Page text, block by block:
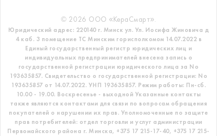
© 2026 ООО «КераСмарт».
Юридический адрес: 220140 г. Минск ул. Ул. Иосифа Жиновича д
4 каб. 3 помещение ТС Минским горисполкомом 14.07.2022 в
Единый государственный регистр юридических лиц и
индивидуальных предпринимателей внесена запись о
государственной регистрации юридического лица за No
193635857. Свидетельство о государственной регистрации: No
193635857 от 14.07.2022. УНП 193635857. Режим работы: Пн-сб.
10.00 - 19.00. Воскресенье - выходной Указанные контакты
также являются контактами для связи по вопросам обращения
покупателей о нарушении их прав. Уполномоченные по защите
прав потребителей: отдел торговли и услуг администрации
Первомайского района г. Минска, +375 17 215-17-40, +375 17 215-